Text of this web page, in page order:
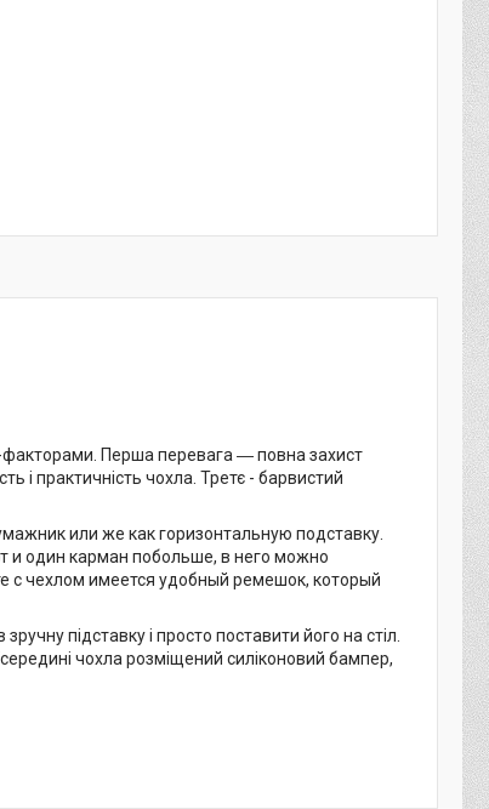
Перша перевага ― повна захист
і практичність чохла. Третє - барвистий
или же как горизонтальную подставку.
и один карман побольше, в него можно
с чехлом имеется удобный ремешок, который
підставку і просто поставити його на стіл.
чохла розміщений силіконовий бампер,